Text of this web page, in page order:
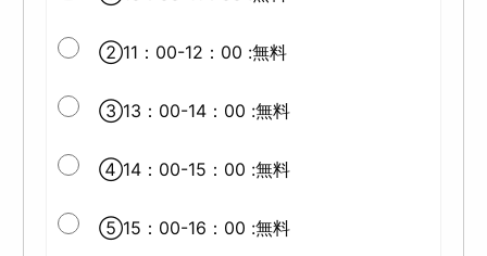
②11：00-12：00 :無料
③13：00-14：00 :無料
④14：00-15：00 :無料
⑤15：00-16：00 :無料